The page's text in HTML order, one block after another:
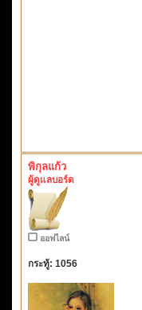
พิกุลแก้ว
ผู้ดูแลบอร์ด
ออฟไลน์
กระทู้: 1056